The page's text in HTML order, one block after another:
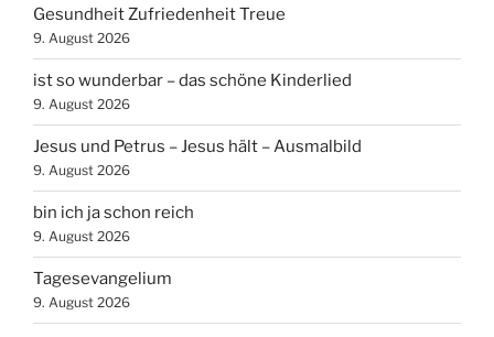
Gesundheit Zufriedenheit Treue
9. August 2026
ist so wunderbar – das schöne Kinderlied
9. August 2026
Jesus und Petrus – Jesus hält – Ausmalbild
9. August 2026
bin ich ja schon reich
9. August 2026
Tagesevangelium
9. August 2026